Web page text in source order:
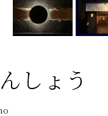
しょう